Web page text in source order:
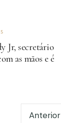
Jr, secretário
as mãos e é
Anterior